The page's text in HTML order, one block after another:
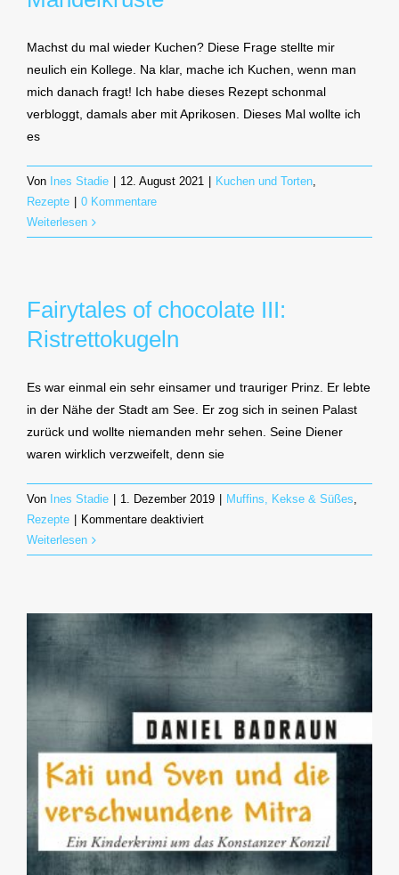
Machst du mal wieder Kuchen? Diese Frage stellte mir
neulich ein Kollege. Na klar, mache ich Kuchen, wenn man
mich danach fragt! Ich habe dieses Rezept schonmal
verbloggt, damals aber mit Aprikosen. Dieses Mal wollte ich
es
Von Ines Stadie 12. August 2021 Kuchen und Torten,
Rezepte
0 Kommentare
Weiterlesen
Fairytales of chocolate III:
Ristrettokugeln
Es war einmal ein sehr einsamer und trauriger Prinz. Er lebte
in der Nähe der Stadt am See. Er zog sich in seinen Palast
zurück und wollte niemanden mehr sehen. Seine Diener
waren wirklich verzweifelt, denn sie
Von Ines Stadie 1. Dezember 2019 Muffins, Kekse & Süßes,
Rezepte
Kommentare deaktiviertfür
of
Weiterlesen